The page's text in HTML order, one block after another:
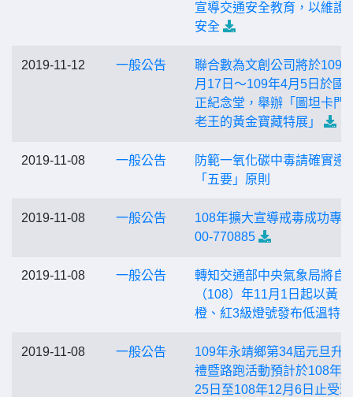
宣導交通安全教育，以維護
安全
2019-11-12 一般公告
聯合數為文創公司將於109
月17日～109年4月5日於國
正紀念堂，舉辦「圖坦卡
老王的黃金寶藏特展」
2019-11-08 一般公告
防範一氧化碳中毒請確實遵
「五要」原則
2019-11-08 一般公告
108年擴大宣導戒毒成功專
00-770885
2019-11-08 一般公告
轉知交通部中央氣象局將自
（108）年11月1日起以黃、
橙、紅3級燈號發布低溫特報
2019-11-08 一般公告
109年永靖鄉第34屆元旦升
禮暨路跑活動預計於108年
25日至108年12月6日止受